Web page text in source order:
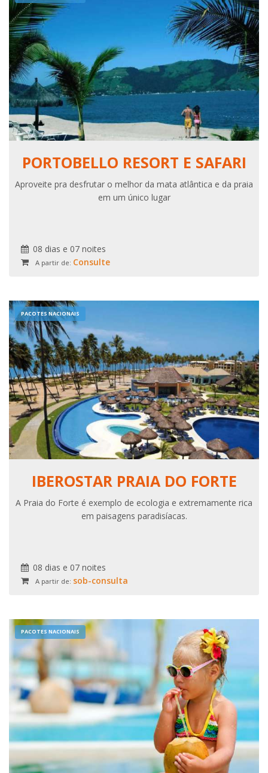
PORTOBELLO RESORT E SAFARI
Aproveite pra desfrutar o melhor da mata atlântica e da praia
em um único lugar
08 dias e 07 noites
A partir de: Consulte
PACOTES NACIONAIS
IBEROSTAR PRAIA DO FORTE
A Praia do Forte é exemplo de ecologia e extremamente rica
em paisagens paradisíacas.
08 dias e 07 noites
A partir de: sob-consulta
PACOTES NACIONAIS